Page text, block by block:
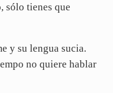
sólo tienes que
y su lengua sucia.
no quiere hablar